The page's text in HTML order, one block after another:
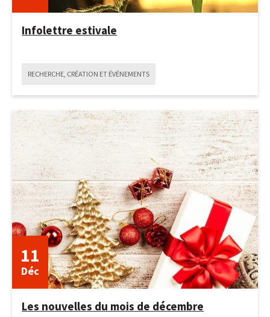
Infolettre estivale
19
juin
2024
RECHERCHE, CRÉATION ET ÉVÉNEMENTS
Les nouvelles du mois de décembre
11
Déc